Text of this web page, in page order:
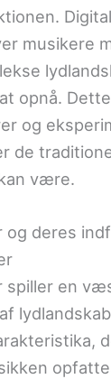
musikere
opnå.
og
de
være.
og deres
spiller en